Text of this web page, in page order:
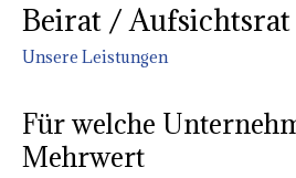
Beirat / Aufsichtsrat
Unsere Leistungen
Für welche
Mehrwert